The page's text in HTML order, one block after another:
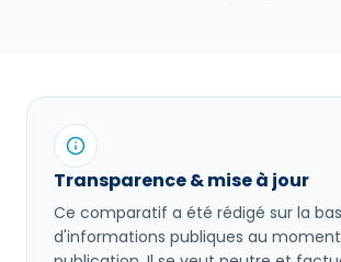
Transparence & mise à jour
Ce comparatif a été rédigé sur la
d'informations publiques au